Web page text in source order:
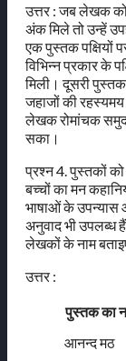
उत्तर : जब लेखक को
अंक मिले तो उन्हें
एक पुस्तक पक्षियों
विभिन्न प्रकार के
मिली। दूसरी
जहाजों की
लेखक रोमांचक
सका।
प्रश्न 4. पुस्तकों
बच्चों का मन
भाषाओं के उपन्यास
अनुवाद भी उपलब्ध
लेखकों के नाम
उत्तर :
पुस्तक का
आनन्द मठ